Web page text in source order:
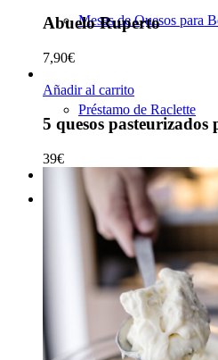
Mesas de Quesos para
Préstamo de Raclette
Suscripción
de quesos
Abuelo Ruperto
7,90€
Añadir al carrito
5 quesos
39€